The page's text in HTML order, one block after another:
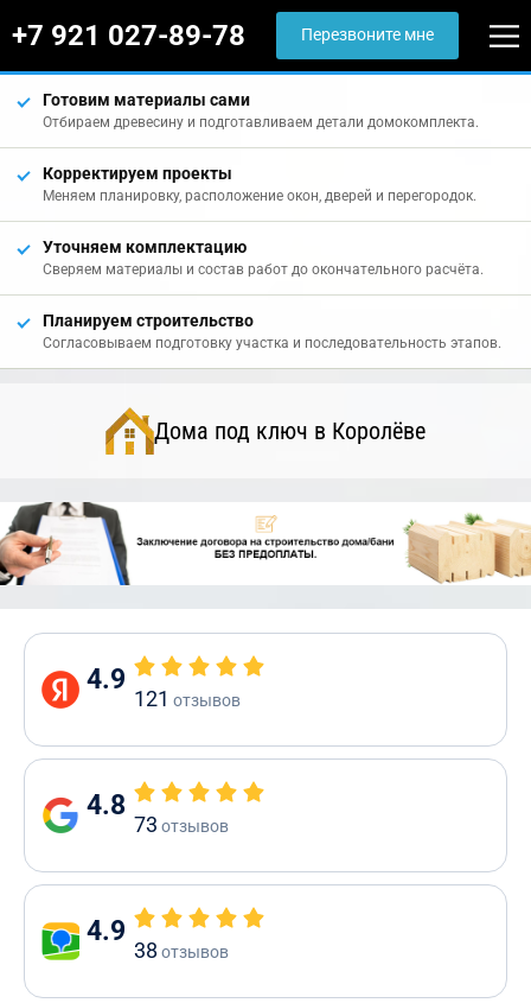
+7 921 027-89-78 Перезвоните мне
Готовим материалы сами
Отбираем древесину и подготавливаем детали домокомплекта.
Корректируем проекты
Меняем планировку, расположение окон, дверей и перегородок.
Уточняем комплектацию
Сверяем материалы и состав работ до окончательного расчёта.
Планируем строительство
Согласовываем подготовку участка и последовательность этапов.
Дома под ключ в Королёве
4.9
121 отзывов
4.8
73 отзывов
4.9
38 отзывов